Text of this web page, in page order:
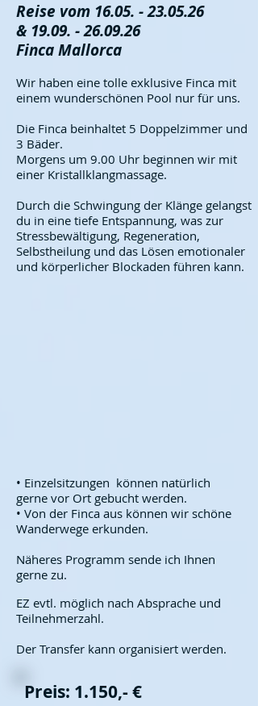
Reise vom 16.05. - 23.05.26
& 19.09. - 26.09.26
Finca Mallorca
Wir haben eine tolle exklusive Finca mit
einem wunderschönen Pool nur für uns.
Die Finca beinhaltet 5 Doppelzimmer und
3 Bäder.
Morgens um 9.00 Uhr beginnen wir mit
einer Kristallklangmassage.
Durch die Schwingung der Klänge gelangst
du in eine tiefe Entspannung, was zur
Stressbewältigung, Regeneration,
Selbstheilung und das Lösen emotionaler
und körperlicher Blockaden führen kann.
• Einzelsitzungen können natürlich
gerne vor Ort gebucht werden.
• Von der Finca aus können wir schöne
Wanderwege erkunden.
Näheres Programm sende ich Ihnen
gerne zu.
EZ evtl. möglich nach Absprache und
Teilnehmerzahl.
Der Transfer kann organisiert werden.
Preis: 1.150,- €